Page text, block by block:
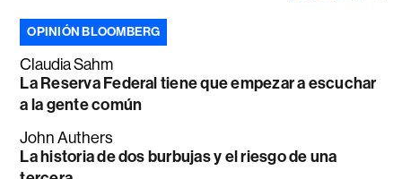
OPINIÓN BLOOMBERG
Claudia Sahm
La Reserva Federal tiene que empezar a escuchar
a la gente común
John Authers
La historia de dos burbujas y el riesgo de una